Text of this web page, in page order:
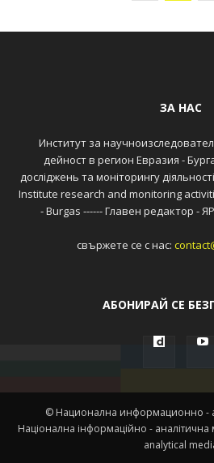
ЗА НАС
Институт за
дейност в регион Евразия -
досліджень та моніторингу
Institute research and monitoring
- Burgas ------ Главен редактор
свържете се с нас:
АБОНИРАЙ СЕ
© Национална информационно -
Націонална інформаційно -
analytical